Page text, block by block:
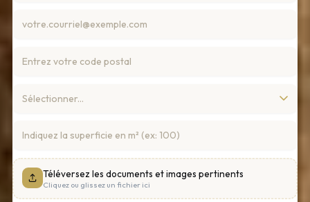
Téléversez les documents et images pertinents
Cliquez ou glissez un fichier ici